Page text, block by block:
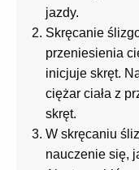
jazdy.
Skręcanie
przeniesienia
inicjuje skręt.
ciężar ciała z
skręt.
W skręcaniu
nauczenie się,